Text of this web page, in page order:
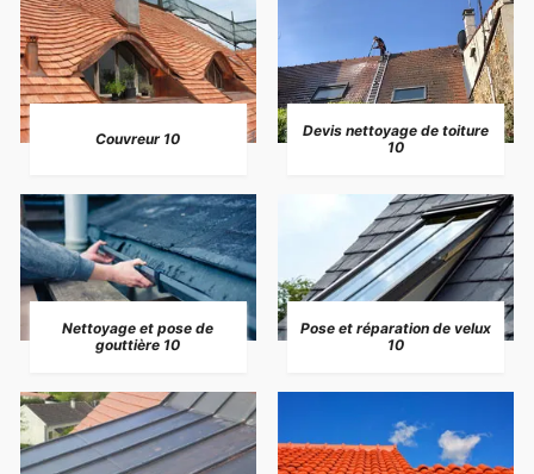
Couvreur 10
Devis nettoyage de toiture
10
Nettoyage et pose de
gouttière 10
Pose et réparation de velux
10